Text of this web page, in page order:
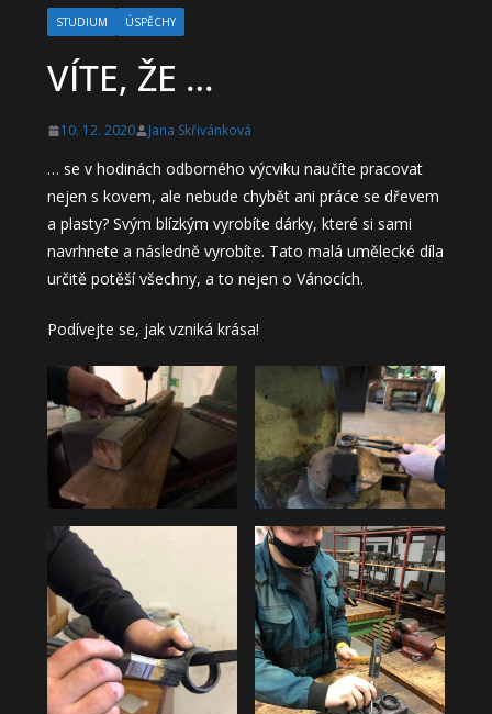
STUDIUM ÚSPĚCHY
VÍTE, ŽE …
10. 12. 2020 Jana Skřivánková
… se v hodinách odborného výcviku naučíte pracovat
nejen s kovem, ale nebude chybět ani práce se dřevem
a plasty? Svým blízkým vyrobíte dárky, které si sami
navrhnete a následně vyrobíte. Tato malá umělecké díla
určitě potěší všechny, a to nejen o Vánocích.
Podívejte se, jak vzniká krása!